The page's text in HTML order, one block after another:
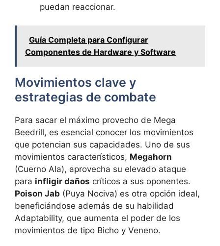
puedan reaccionar.
Guía Completa para Configurar
Componentes de Hardware y Software
Movimientos clave y
estrategias de combate
Para sacar el máximo provecho de Mega
Beedrill, es esencial conocer los movimientos
que potencian sus capacidades. Uno de sus
movimientos característicos, Megahorn
(Cuerno Ala), aprovecha su elevado ataque
para infligir daños críticos a sus oponentes.
Poison Jab (Puya Nociva) es otra opción ideal,
beneficiándose además de su habilidad
Adaptability, que aumenta el poder de los
movimientos de tipo Bicho y Veneno.